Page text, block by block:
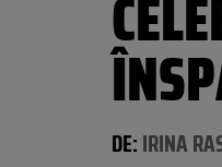
DE:IRINA